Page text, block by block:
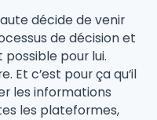
décide de venir
de décision et
pour lui.
Et c’est pour ça qu’il
les informations
les plateformes,